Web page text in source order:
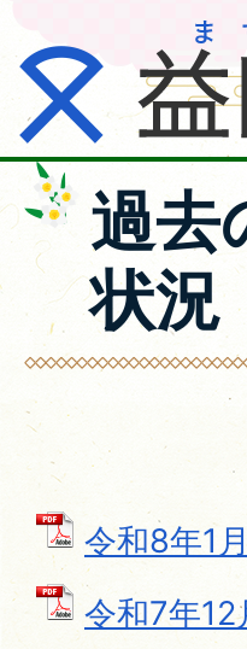
過去
状況
令和8年1
令和7年